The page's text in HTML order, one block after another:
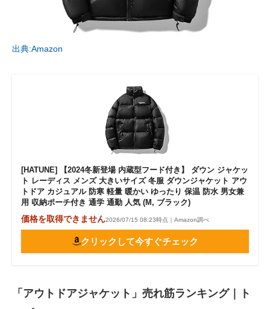
出典:Amazon
[HATUNE] 【2024冬新登場 内蔵型フード付き】 ダウン ジャケッ
ト レーディス メンズ 大きいサイズ 冬服 ダウンジャケット アウ
トドア カジュアル 防寒 軽量 暖かい ゆったり 保温 防水 男女兼
用 収納ポーチ付き 通学 通勤 人気 (M, ブラック)
価格を取得できません2026/07/15 08:23時点｜Amazon調べ
クリックして今すぐチェック
「アウトドアジャケット」売れ筋ランキング｜ト